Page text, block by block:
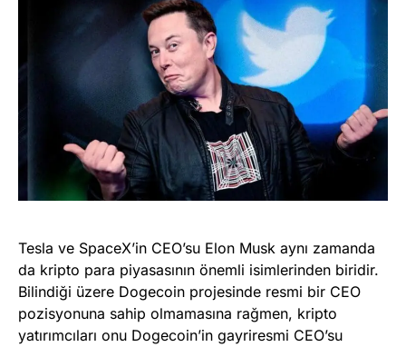
Tesla ve SpaceX’in CEO’su Elon Musk aynı zamanda
da kripto para piyasasının önemli isimlerinden biridir.
Bilindiği üzere Dogecoin projesinde resmi bir CEO
pozisyonuna sahip olmamasına rağmen, kripto
yatırımcıları onu Dogecoin’in gayriresmi CEO’su